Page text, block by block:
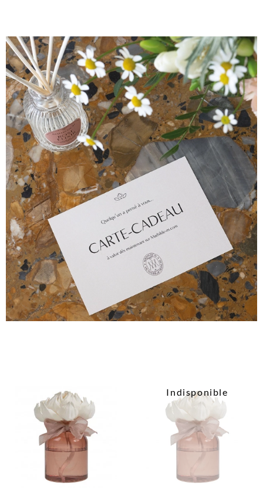
Indisponible